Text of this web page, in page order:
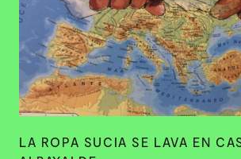
LA ROPA SUCIA SE LAVA EN